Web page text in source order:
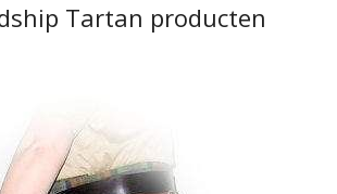
Tartan producten